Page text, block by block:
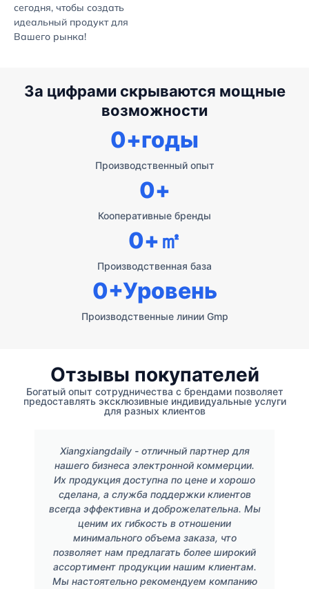
сегодня, чтобы создать
идеальный продукт для
Вашего рынка!
За цифрами скрываются мощные
возможности
Производственный опыт
0+годы
Кооперативные бренды
0+
Производственная база
0+㎡
Производственные линии Gmp
0+Уровень
Отзывы покупателей
Богатый опыт сотрудничества с брендами позволяет
предоставлять эксклюзивные индивидуальные услуги
для разных клиентов
Xiangxiangdaily - отличный партнер для
нашего бизнеса электронной коммерции.
Их продукция доступна по цене и хорошо
сделана, а служба поддержки клиентов
всегда эффективна и доброжелательна. Мы
ценим их гибкость в отношении
минимального объема заказа, что
позволяет нам предлагать более широкий
ассортимент продукции нашим клиентам.
Мы настоятельно рекомендуем компанию